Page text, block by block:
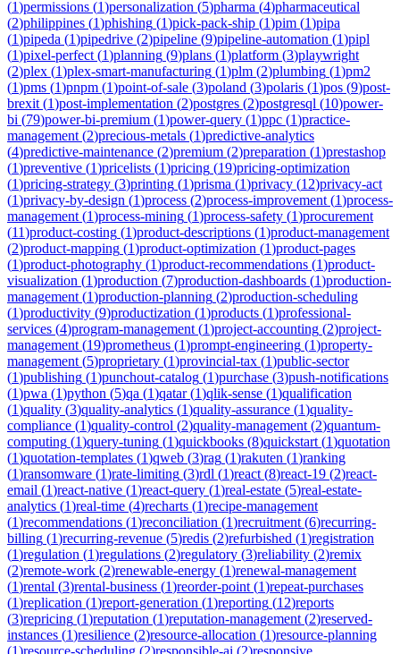
(1)permissions (1)personalization (5)pharma (4)pharmaceutical
(2)philippines (1)phishing (1)pick-pack-ship (1)pim (1)pipa
(1)pipeda (1)pipedrive (2)pipeline (9)pipeline-automation (1)pipl
(1)pixel-perfect (1)planning (9)plans (1)platform (3)playwright
(2)plex (1)plex-smart-manufacturing (1)plm (2)plumbing (1)pm2
(1)pms (1)pnpm (1)point-of-sale (3)poland (3)polaris (1)pos (9)post-
brexit (1)post-implementation (2)postgres (2)postgresql (10)power-
bi (79)power-bi-premium (1)power-query (1)ppc (1)practice-
management (2)precious-metals (1)predictive-analytics
(4)predictive-maintenance (2)premium (2)preparation (1)prestashop
(1)preventive (1)pricelists (1)pricing (19)pricing-optimization
(1)pricing-strategy (3)printing (1)prisma (1)privacy (12)privacy-act
(1)privacy-by-design (1)process (2)process-improvement (1)process-
management (1)process-mining (1)process-safety (1)procurement
(11)product-costing (1)product-descriptions (1)product-management
(2)product-mapping (1)product-optimization (1)product-pages
(1)product-photography (1)product-recommendations (1)product-
visualization (1)production (7)production-dashboards (1)production-
management (1)production-planning (2)production-scheduling
(1)productivity (9)productization (1)products (1)professional-
services (4)program-management (1)project-accounting (2)project-
management (19)prometheus (1)prompt-engineering (1)property-
management (5)proprietary (1)provincial-tax (1)public-sector
(1)publishing (1)punchout-catalog (1)purchase (3)push-notifications
(1)pwa (1)python (5)qa (1)qatar(1)qlik-sense (1)qualification
(1)quality (3)quality-analytics (1)quality-assurance (1)quality-
compliance (1)quality-control (2)quality-management (2)quantum-
computing (1)query-tuning (1)quickbooks (8)quickstart (1)quotation
(1)quotation-templates (1)qweb (3)rag (1)rakuten (1)ranking
(1)ransomware (1)rate-limiting (3)rdl (1)react (8)react-19 (2)react-
email (1)react-native (1)react-query (1)real-estate (5)real-estate-
analytics (1)real-time (4)recharts (1)recipe-management
(1)recommendations (1)reconciliation (1)recruitment (6)recurring-
billing (1)recurring-revenue (5)redis (2)refurbished (1)registration
(1)regulation (1)regulations (2)regulatory (3)reliability (2)remix
(2)remote-work (2)renewable-energy (1)renewal-management
(1)rental (3)rental-business (1)reorder-point (1)repeat-purchases
(1)replication (1)report-generation (1)reporting (12)reports
(3)repricing (1)reputation (1)reputation-management (2)reserved-
instances (1)resilience (2)resource-allocation (1)resource-planning
(1)resource-scheduling (2)responsible-ai (2)responsive